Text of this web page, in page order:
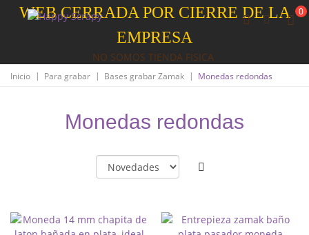
WEB CERRADA POR CIERRE DE LA
EMPRESA
NO SOMOS TIENDA FISICA
0
Inicio | Para grabar | Bases grabar Zamak | Monedas redondas
Monedas redondas